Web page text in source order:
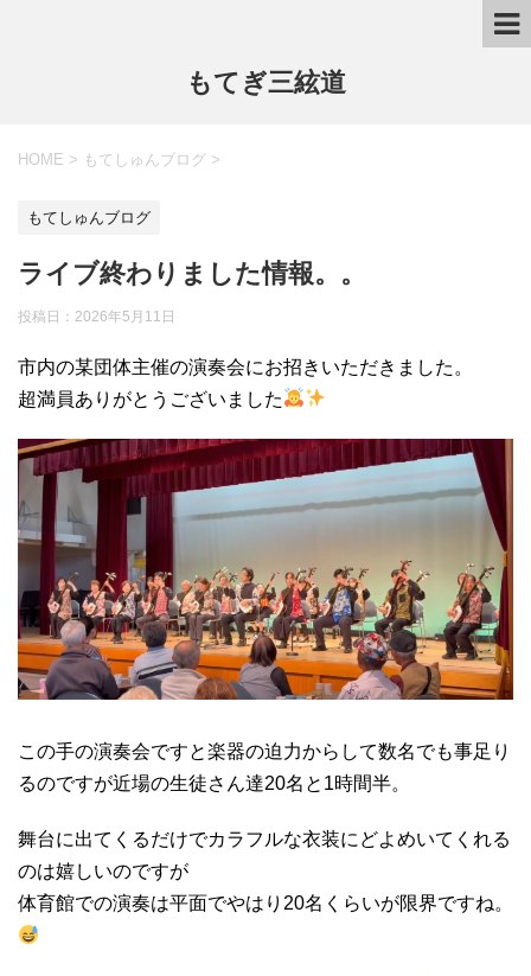
もてぎ三絃道
HOME > もてしゅんブログ >
もてしゅんブログ
ライブ終わりました情報。。
投稿日： 2026年5月11日
市内の某団体主催の演奏会にお招きいただきました。
超満員ありがとうございました
この手の演奏会ですと楽器の迫力からして数名でも事足り
るのですが近場の生徒さん達20名と1時間半。
舞台に出てくるだけでカラフルな衣装にどよめいてくれる
のは嬉しいのですが
体育館での演奏は平面でやはり20名くらいが限界ですね。